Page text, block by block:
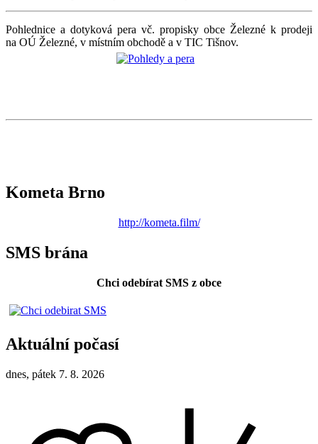
Pohlednice a dotyková pera vč. propisky obce Železné k prodeji
na OÚ Železné, v místním obchodě a v TIC Tišnov.
Kometa Brno
http://kometa.film/
SMS brána
Chci odebírat SMS z obce
Aktuální počasí
dnes, pátek 7. 8. 2026